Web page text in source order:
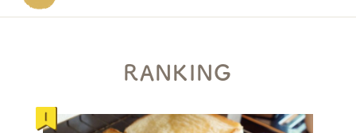
RANKING